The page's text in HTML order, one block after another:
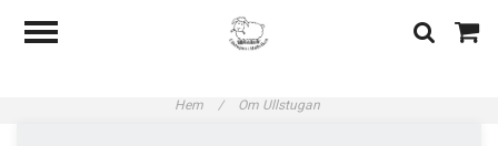
Hem / Om Ullstugan